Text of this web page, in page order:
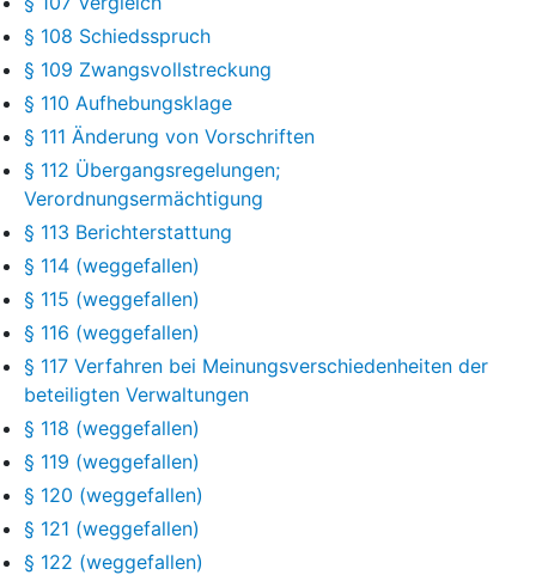
§ 108 Schiedsspruch
§ 109 Zwangsvollstreckung
§ 110 Aufhebungsklage
§ 111 Änderung von Vorschriften
§ 112 Übergangsregelungen;
Verordnungsermächtigung
§ 113 Berichterstattung
§ 114 (weggefallen)
§ 115 (weggefallen)
§ 116 (weggefallen)
§ 117 Verfahren bei Meinungsverschiedenheiten der
beteiligten Verwaltungen
§ 118 (weggefallen)
§ 119 (weggefallen)
§ 120 (weggefallen)
§ 121 (weggefallen)
§ 122 (weggefallen)